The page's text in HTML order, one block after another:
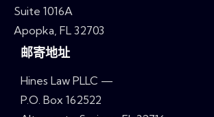
Suite 1016A
Apopka, FL 32703
邮寄地址
Hines Law PLLC —
P.O. Box 162522